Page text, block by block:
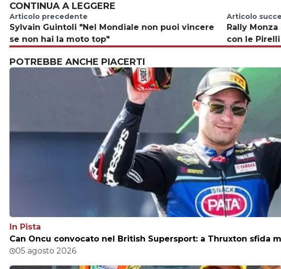
CONTINUA A LEGGERE
Articolo precedente
Sylvain Guintoli "Nel Mondiale non puoi vincere
se non hai la moto top"
Articolo
Rally
con le
POTREBBE ANCHE PIACERTI
In Pista
Can Oncu convocato nel British Supersport: a Thruxton sfida
05 agosto 2026